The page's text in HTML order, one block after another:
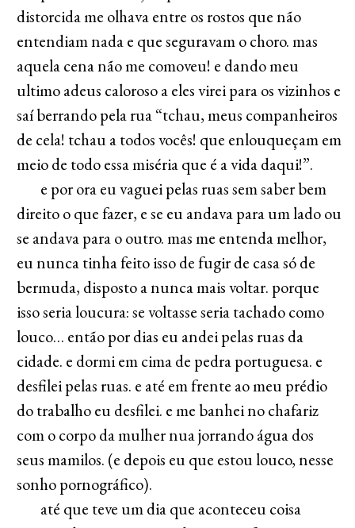
distorcida me olhava entre os rostos que não
entendiam nada e que seguravam o choro. mas
aquela cena não me comoveu! e dando meu
ultimo adeus caloroso a eles virei para os vizinhos e
saí berrando pela rua “tchau, meus companheiros
de cela! tchau a todos vocês! que enlouqueçam em
meio de todo essa miséria que é a vida daqui!”.
e por ora eu vaguei pelas ruas sem saber bem
direito o que fazer, e se eu andava para um lado ou
se andava para o outro. mas me entenda melhor,
eu nunca tinha feito isso de fugir de casa só de
bermuda, disposto a nunca mais voltar. porque
isso seria loucura: se voltasse seria tachado como
louco… então por dias eu andei pelas ruas da
cidade. e dormi em cima de pedra portuguesa. e
desfilei pelas ruas. e até em frente ao meu prédio
do trabalho eu desfilei. e me banhei no chafariz
com o corpo da mulher nua jorrando água dos
seus mamilos. (e depois eu que estou louco, nesse
sonho pornográfico).
até que teve um dia que aconteceu coisa